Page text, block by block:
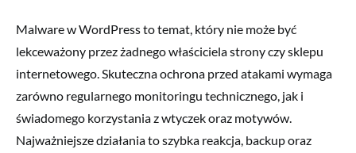
Malware w WordPress to temat, który nie może być
lekceważony przez żadnego właściciela strony czy sklepu
internetowego. Skuteczna ochrona przed atakami wymaga
zarówno regularnego monitoringu technicznego, jak i
świadomego korzystania z wtyczek oraz motywów.
Najważniejsze działania to szybka reakcja, backup oraz